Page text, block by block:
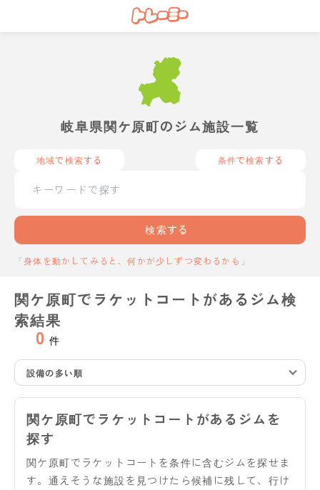
岐阜県関ケ原町のジム施設一覧
地域で検索する 条件で検索する
検索する
「身体を動かしてみると、何かが少しずつ変わるかも」
関ケ原町でラケットコートがあるジム検
索結果
0 件
設備の多い順
関ケ原町でラケットコートがあるジムを
探す
関ケ原町でラケットコートを条件に含むジムを探せま
す。通えそうな施設を見つけたら候補に残して、行け